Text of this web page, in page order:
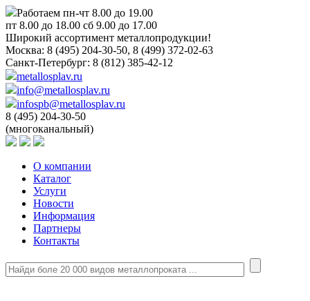
Работаем пн-чт 8.00 до 19.00
пт 8.00 до 18.00 сб 9.00 до 17.00
Широкий ассортимент металлопродукции!
Москва: 8 (495) 204-30-50, 8 (499) 372-02-63
Санкт-Петербург: 8 (812) 385-42-12
metallosplav.ru
info@metallosplav.ru
infospb@metallosplav.ru
8 (495) 204-30-50
(многоканальный)
О компании
Каталог
Услуги
Новости
Информация
Партнеры
Контакты